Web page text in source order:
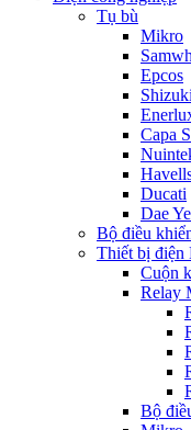
Tụ bù
Mikro
Epcos
Shizuki
Capa
Ducati
Dae
Bộ điều
Thiết bị điện
Cuộn
Relay
Bộ